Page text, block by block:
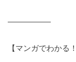
—————–
【マンガでわかる